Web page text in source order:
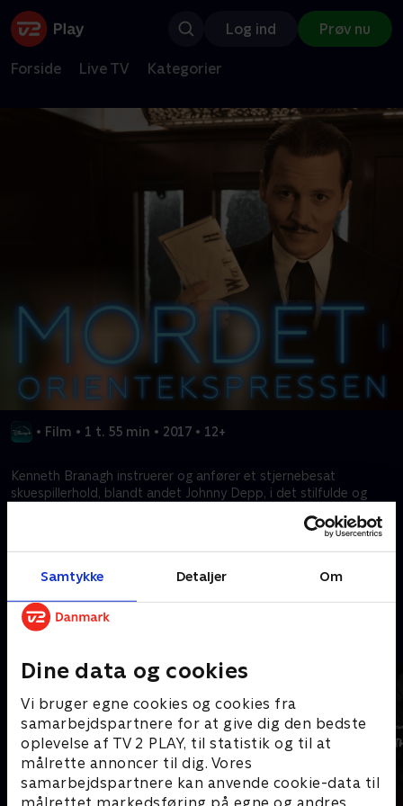
Samtykke Detaljer Om
Dine data og cookies
Vi bruger egne cookies og cookies fra
samarbejdspartnere for at give dig den bedste
oplevelse af TV 2 PLAY, til statistik og til at
målrette annoncer til dig. Vores
samarbejdspartnere kan anvende cookie-data til
Log ind Prøv nu
Forside Live TV Kategorier
• Film • 1 t. 55 min • 2017 • 12+
Kenneth Branagh instruerer og anfører et stjernebesat
skuespillerhold, blandt andet Johnny Depp, i det stilfulde og
Kræver tilkøb